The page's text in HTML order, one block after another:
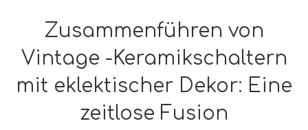
Zusammenführen von
Vintage -Keramikschaltern
mit eklektischer Dekor: Eine
zeitlose Fusion